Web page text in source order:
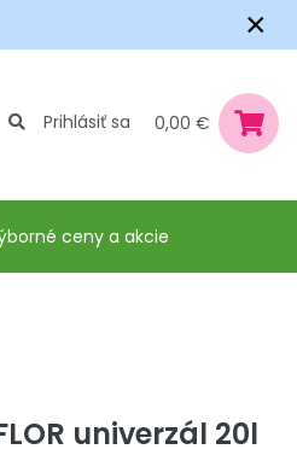
×
Prihlásiť sa 0,00 €
ceny a akcie
univerzál 20l